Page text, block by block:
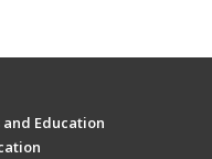
Education